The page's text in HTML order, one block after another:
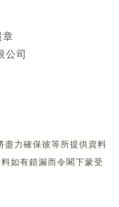
章
司
盡力確保彼等所提供資料
如有錯漏而令閣下蒙受